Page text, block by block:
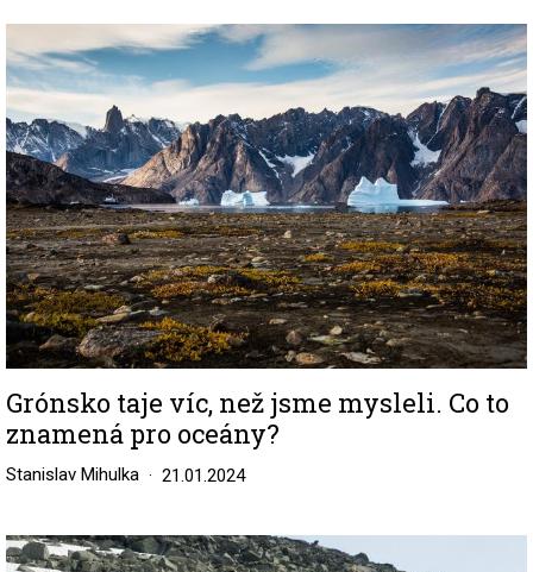
Grónsko taje víc, než jsme mysleli. Co to
znamená pro oceány?
Stanislav Mihulka 21.01.2024
Image